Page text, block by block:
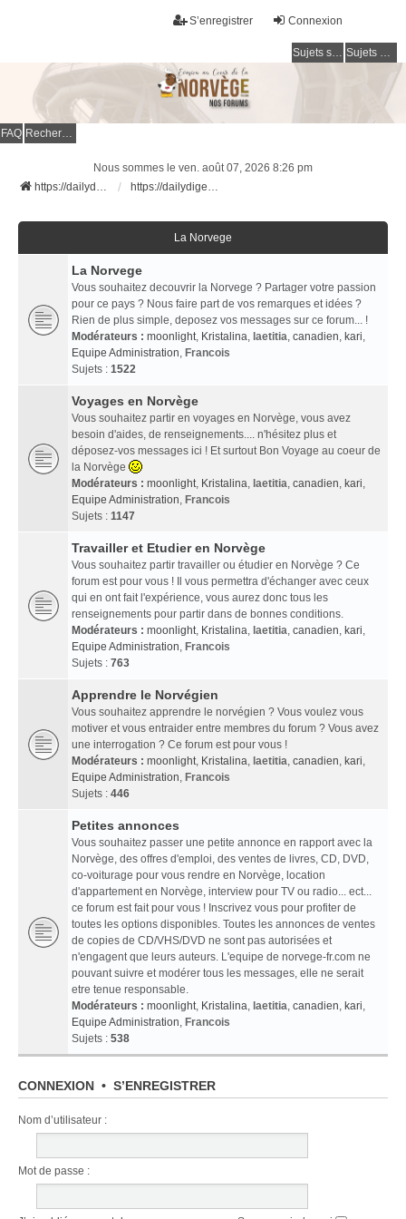
Connexion
S’enregistrer
Sujets sans réponse Sujets actifs
FAQ Rechercher
Nous sommes le ven. août 07, 2026 8:26 pm
https://dailydigesthub.com
https://dailydigesthub.com
La Norvege
La Norvege
Vous souhaitez decouvrir la Norvege ? Partager votre passion
pour ce pays ? Nous faire part de vos remarques et idées ?
Rien de plus simple, deposez vos messages sur ce forum... !
Modérateurs : moonlight, Kristalina, laetitia, canadien, kari,
Equipe Administration, Francois
Sujets : 1522
Voyages en Norvège
Vous souhaitez partir en voyages en Norvège, vous avez
besoin d'aides, de renseignements.... n'hésitez plus et
déposez-vos messages ici ! Et surtout Bon Voyage au coeur de
la Norvège
Modérateurs : moonlight, Kristalina, laetitia, canadien, kari,
Equipe Administration, Francois
Sujets : 1147
Travailler et Etudier en Norvège
Vous souhaitez partir travailler ou étudier en Norvège ? Ce
forum est pour vous ! Il vous permettra d'échanger avec ceux
qui en ont fait l'expérience, vous aurez donc tous les
renseignements pour partir dans de bonnes conditions.
Modérateurs : moonlight, Kristalina, laetitia, canadien, kari,
Equipe Administration, Francois
Sujets : 763
Apprendre le Norvégien
Vous souhaitez apprendre le norvégien ? Vous voulez vous
motiver et vous entraider entre membres du forum ? Vous avez
une interrogation ? Ce forum est pour vous !
Modérateurs : moonlight, Kristalina, laetitia, canadien, kari,
Equipe Administration, Francois
Sujets : 446
Petites annonces
Vous souhaitez passer une petite annonce en rapport avec la
Norvège, des offres d'emploi, des ventes de livres, CD, DVD,
co-voiturage pour vous rendre en Norvège, location
d'appartement en Norvège, interview pour TV ou radio... ect...
ce forum est fait pour vous ! Inscrivez vous pour profiter de
toutes les options disponibles. Toutes les annonces de ventes
de copies de CD/VHS/DVD ne sont pas autorisées et
n'engagent que leurs auteurs. L'equipe de norvege-fr.com ne
pouvant suivre et modérer tous les messages, elle ne serait
etre tenue responsable.
Modérateurs : moonlight, Kristalina, laetitia, canadien, kari,
Equipe Administration, Francois
Sujets : 538
CONNEXION • S’ENREGISTRER
Nom d’utilisateur :
Mot de passe :